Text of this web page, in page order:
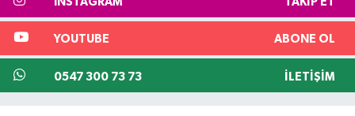
YOUTUBE ABONE OL
0547 300 73 73 İLETIŞIM